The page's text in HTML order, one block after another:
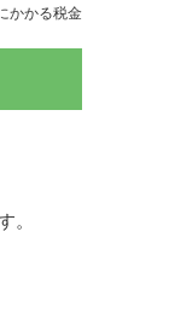
かかる税金